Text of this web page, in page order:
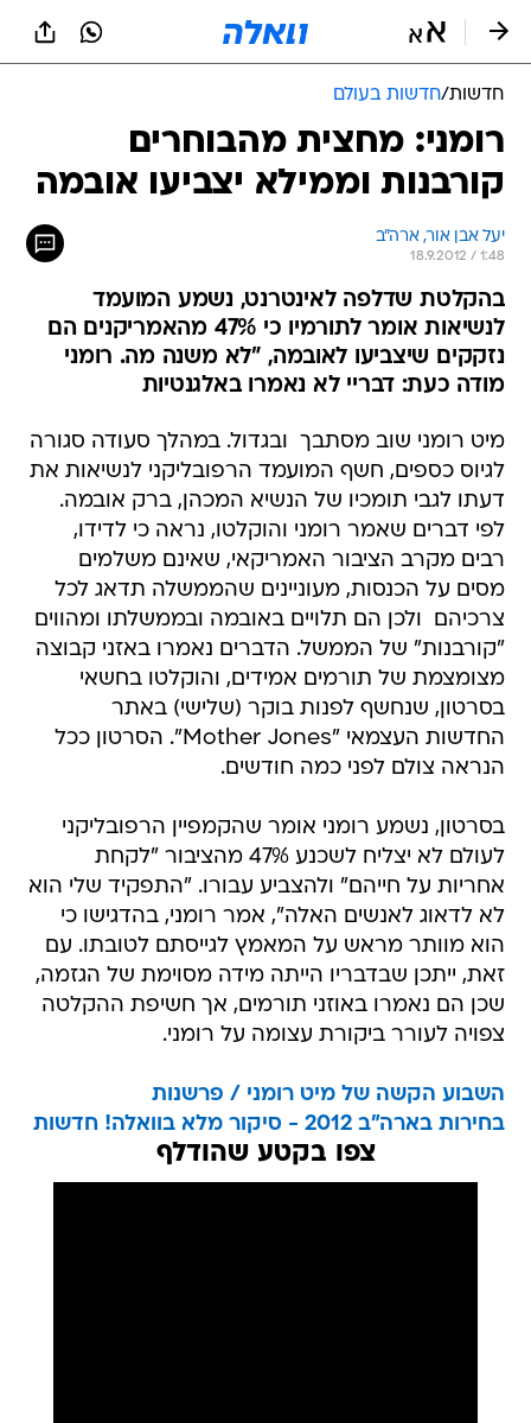
חדשות/חדשות בעולם
רומני: מחצית מהבוחרים
קורבנות וממילא יצביעו אובמה
יעל אבן אור, ארה"ב
18.9.2012 / 1:48
בהקלטת שדלפה לאינטרנט, נשמע המועמד
לנשיאות אומר לתורמיו כי 47% מהאמריקנים הם
נזקקים שיצביעו לאובמה, "לא משנה מה. רומני
מודה כעת: דבריי לא נאמרו באלגנטיות
מיט רומני שוב מסתבך  ובגדול. במהלך סעודה סגורה
לגיוס כספים, חשף המועמד הרפובליקני לנשיאות את
דעתו לגבי תומכיו של הנשיא המכהן, ברק אובמה.
לפי דברים שאמר רומני והוקלטו, נראה כי לדידו,
רבים מקרב הציבור האמריקאי, שאינם משלמים
מסים על הכנסות, מעוניינים שהממשלה תדאג לכל
צרכיהם  ולכן הם תלויים באובמה ובממשלתו ומהווים
"קורבנות" של הממשל. הדברים נאמרו באזני קבוצה
מצומצמת של תורמים אמידים, והוקלטו בחשאי
בסרטון, שנחשף לפנות בוקר (שלישי) באתר
החדשות העצמאי "Mother Jones". הסרטון ככל
הנראה צולם לפני כמה חודשים.
בסרטון, נשמע רומני אומר שהקמפיין הרפובליקני
לעולם לא יצליח לשכנע 47% מהציבור "לקחת
אחריות על חייהם" ולהצביע עבורו. "התפקיד שלי הוא
לא לדאוג לאנשים האלה", אמר רומני, בהדגישו כי
הוא מוותר מראש על המאמץ לגייסתם לטובתו. עם
זאת, ייתכן שבדבריו הייתה מידה מסוימת של הגזמה,
שכן הם נאמרו באוזני תורמים, אך חשיפת ההקלטה
צפויה לעורר ביקורת עצומה על רומני.
השבוע הקשה של מיט רומני / פרשנות
בחירות בארה"ב 2012 - סיקור מלא בוואלה! חדשות
צפו בקטע שהודלף